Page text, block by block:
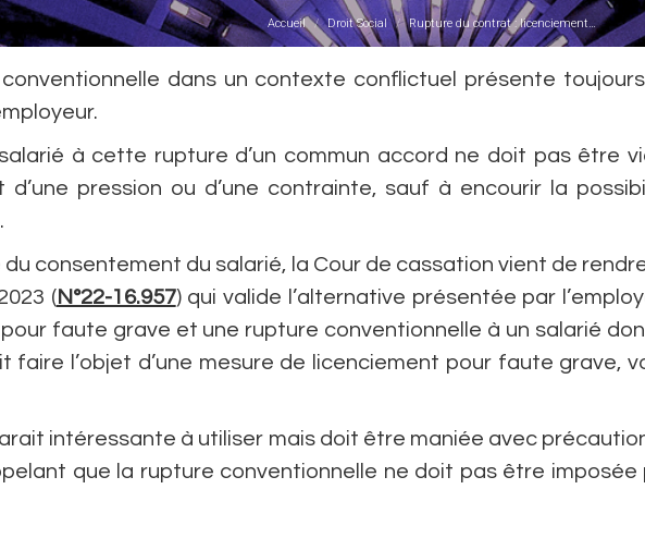
Accueil Droit Social Rupture du contrat : licenciement…
dans un contexte conflictuel présente
à cette rupture d’un commun accord ne doit pas être
d’une pression ou d’une contrainte, sauf à encourir la
consentement du salarié, la Cour de cassation vient de
(N°22-16.957) qui valide l’alternative présentée par
faute grave et une rupture conventionnelle à un salarié
faire l’objet d’une mesure de licenciement pour faute grave,
intéressante à utiliser mais doit être maniée avec
que la rupture conventionnelle ne doit pas être imposée